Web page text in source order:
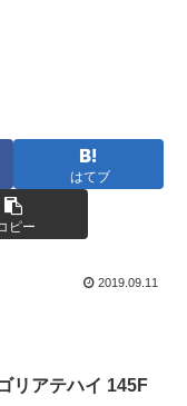
はてブ
ピー
2019.09.11
リアテハイ 145F